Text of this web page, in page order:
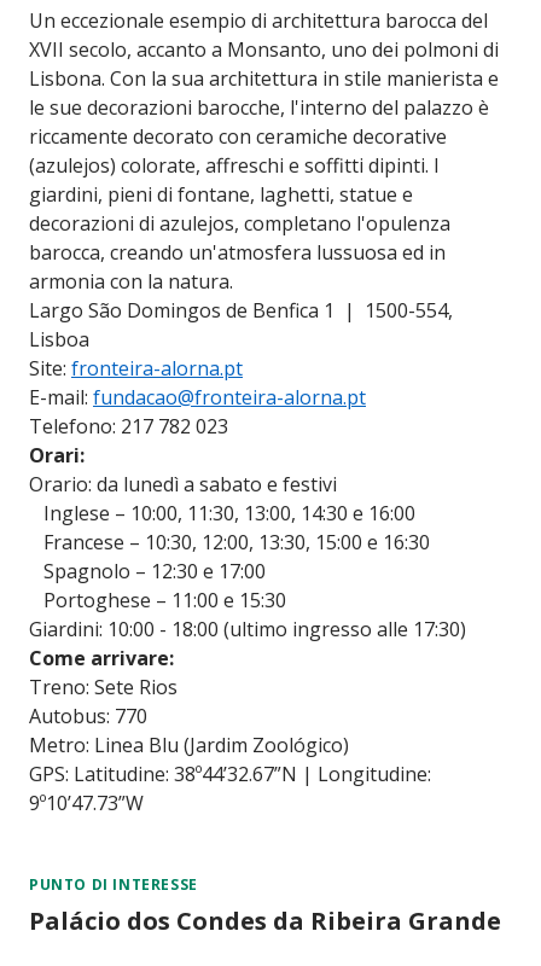
Un eccezionale esempio di architettura barocca del
XVII secolo, accanto a Monsanto, uno dei polmoni di
Lisbona. Con la sua architettura in stile manierista e
le sue decorazioni barocche, l'interno del palazzo è
riccamente decorato con ceramiche decorative
(azulejos) colorate, affreschi e soffitti dipinti. I
giardini, pieni di fontane, laghetti, statue e
decorazioni di azulejos, completano l'opulenza
barocca, creando un'atmosfera lussuosa ed in
armonia con la natura.
Largo São Domingos de Benfica 1 | 1500-554,
Lisboa
Site: fronteira-alorna.pt
E-mail: fundacao@fronteira-alorna.pt
Telefono: 217 782 023
Orari:
Orario: da lunedì a sabato e festivi
Inglese – 10:00, 11:30, 13:00, 14:30 e 16:00
Francese – 10:30, 12:00, 13:30, 15:00 e 16:30
Spagnolo – 12:30 e 17:00
Portoghese – 11:00 e 15:30
Giardini: 10:00 - 18:00 (ultimo ingresso alle 17:30)
Come arrivare:
Treno: Sete Rios
Autobus: 770
Metro: Linea Blu (Jardim Zoológico)
GPS: Latitudine: 38º44’32.67”N | Longitudine:
9º10’47.73”W
PUNTO DI INTERESSE
Palácio dos Condes da Ribeira Grande